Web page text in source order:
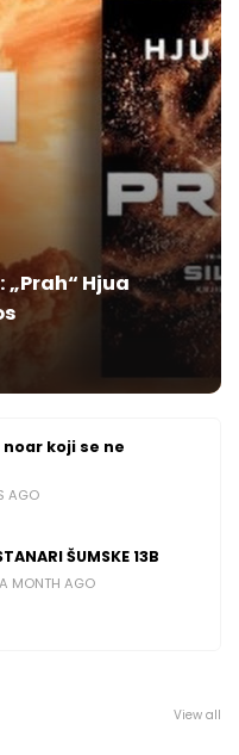
Hjua
noar koji se ne
AGO
ŠUMSKE 13B
MONTH AGO
View all